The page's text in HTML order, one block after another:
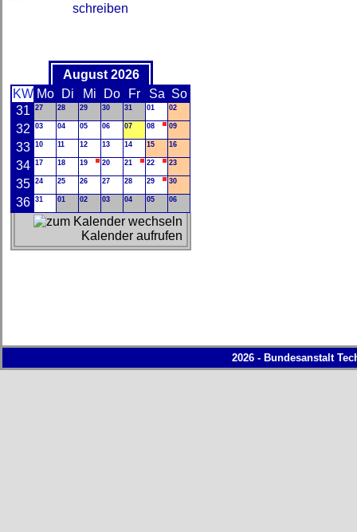
August 2026
KW Mo Di Mi Do Fr Sa So
31
27 28 29 30 31 01 02
32 03 04 05 06 07 08 09
33 10 11 12 13 14 15 16
34 17 18 19 20 21 22 23
35 24 25 26 27 28 29 30
36 31 01 02 03 04 05 06
Kalender aufrufen
2026 - Bundesanstalt